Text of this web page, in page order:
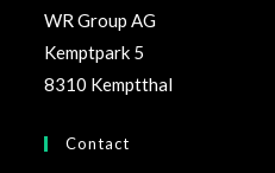
WR Group AG
Kemptpark 5
8310 Kemptthal
Contact